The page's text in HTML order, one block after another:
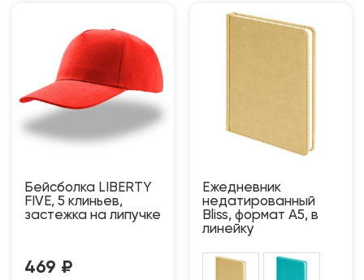
Бейсболка LIBERTY
FIVE, 5 клиньев,
застежка на липучке
469 ₽
Ежедневник
недатированный
Bliss, формат А5, в
линейку